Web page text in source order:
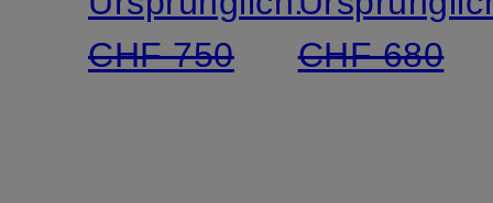
CHF 750
CHF 680